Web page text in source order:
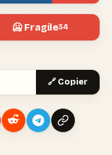
🥶 Fragile34
🔗 Copier